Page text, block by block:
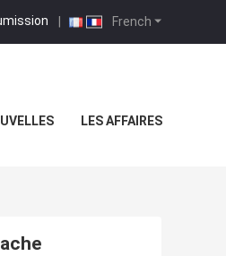
French
|
LES AFFAIRES